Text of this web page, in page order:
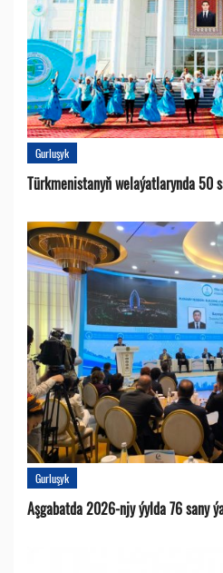
Gurluşyk
Türkmenistanyň welaýatlarynda 50
Gurluşyk
Aşgabatda 2026-njy ýylda 76 sany